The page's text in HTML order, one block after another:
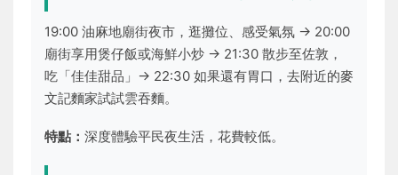
19:00 油麻地廟街夜市，逛攤位、感受氣氛 → 20:00
廟街享用煲仔飯或海鮮小炒 → 21:30 散步至佐敦，
吃「佳佳甜品」→ 22:30 如果還有胃口，去附近的麥
文記麵家試試雲吞麵。
特點： 深度體驗平民夜生活，花費較低。